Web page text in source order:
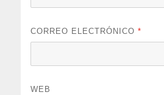
CORREO ELECTRÓNICO*
WEB